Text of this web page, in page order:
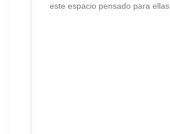
este espacio pensado para ellas